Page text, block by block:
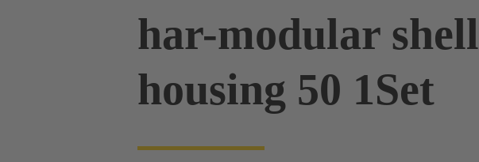
har-modular shell
housing 50 1Set